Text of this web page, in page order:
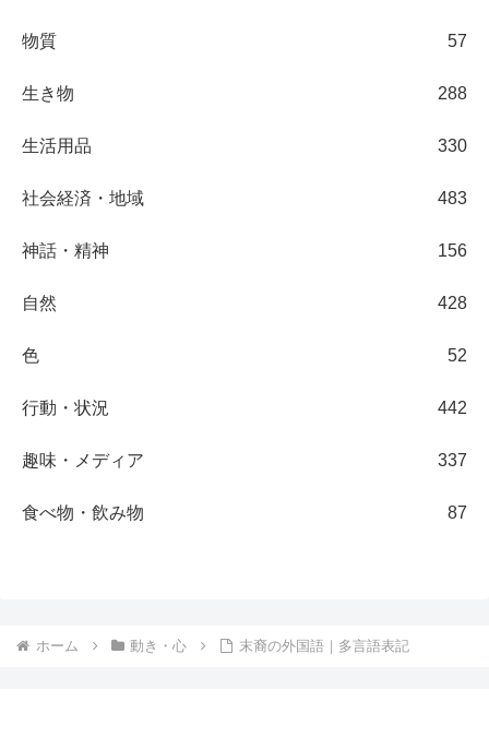
物質 57
生き物 288
生活用品 330
社会経済・地域 483
神話・精神 156
自然 428
色 52
行動・状況 442
趣味・メディア 337
食べ物・飲み物 87
ホーム 動き・心 末裔の外国語｜多言語表記